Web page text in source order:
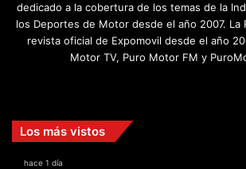
dedicado a la cobertura de los temas de la
los Deportes de Motor desde el año 2007. La
revista oficial de Expomovil desde el año
Motor TV, Puro Motor FM y
Los más vistos
hace 1 día